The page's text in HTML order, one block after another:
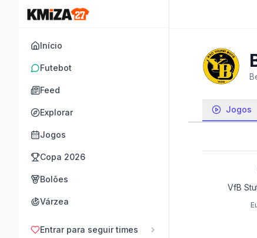
Início
Futebot
Feed
Explorar
Jogos
Copa 2026
Bolões
Várzea
Entrar para seguir times
Jogos
VfB